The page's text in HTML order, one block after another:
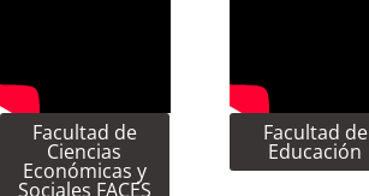
Facultad de
Ciencias
Económicas y
Sociales FACES
Facultad de
Educación